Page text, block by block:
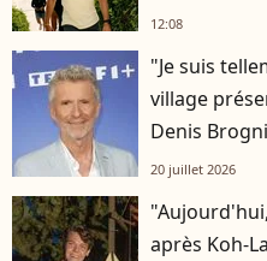
12:08
"Je suis
village
Denis
20 juillet 2026
après Koh-